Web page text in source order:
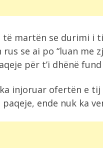
martën se durimi i
se ai po “luan me
për t’i dhënë
injoruar ofertën e
paqeje, ende nuk ka
Rama
e